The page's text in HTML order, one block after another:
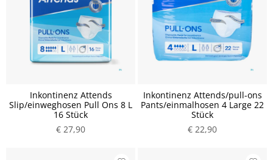
Inkontinenz Attends
Slip/einweghosen Pull Ons 8 L
16 Stück
€ 27,90
Inkontinenz Attends/pull-ons
Pants/einmalhosen 4 Large 22
Stück
€ 22,90